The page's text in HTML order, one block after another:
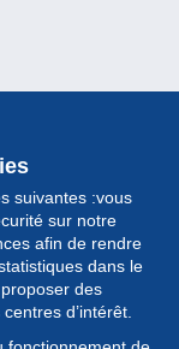
suivantes :vous
sur notre
afin de rendre
dans le
des
d’intérêt.